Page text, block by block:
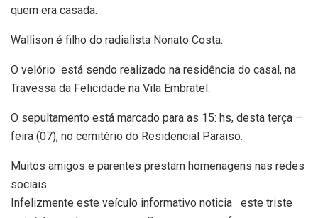
quem era casada.
Wallison é filho do radialista Nonato Costa.
O velório está sendo realizado na residência do casal, na
Travessa da Felicidade na Vila Embratel.
O sepultamento está marcado para as 15: hs, desta terça –
feira (07), no cemitério do Residencial Paraiso.
Muitos amigos e parentes prestam homenagens nas redes
sociais.
Infelizmente este veículo informativo noticia este triste